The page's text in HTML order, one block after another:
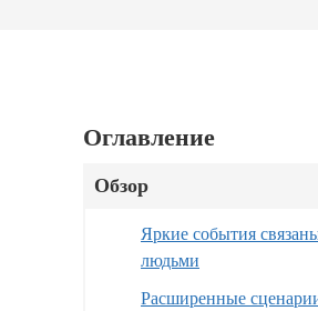
Оглавление
Обзор
Яркие события
людьми
Расширенные